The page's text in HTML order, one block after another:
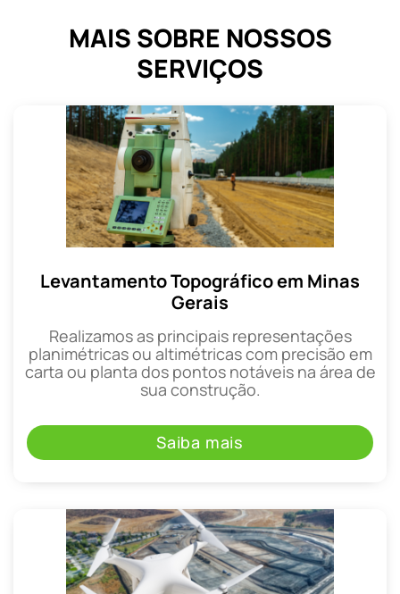
MAIS SOBRE NOSSOS
SERVIÇOS
Levantamento Topográfico em Minas
Gerais
Realizamos as principais representações
planimétricas ou altimétricas com precisão em
carta ou planta dos pontos notáveis na área de
sua construção.
Saiba mais